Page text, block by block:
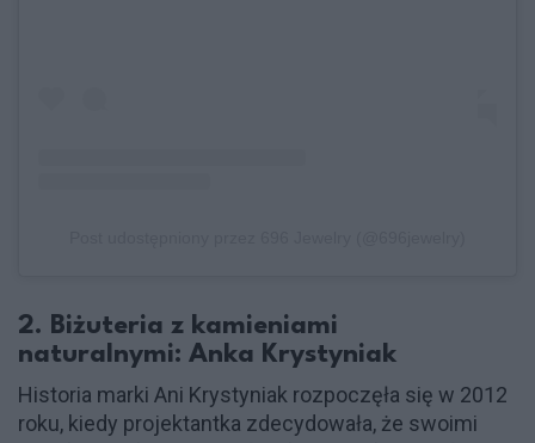
2. Biżuteria z kamieniami
naturalnymi: Anka Krystyniak
Historia marki Ani Krystyniak rozpoczęła się w 2012
roku, kiedy projektantka zdecydowała, że swoimi